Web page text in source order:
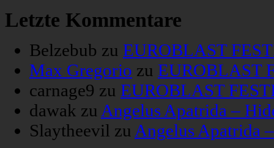
Letzte Kommentare
Belzebub zu EUROBLAST
Max Gregorio zu EUROBLAST
carnage9 zu EUROBLAST
dawak zu Angelus Apatrida –
Slaytheevil zu Angelus Apatrida